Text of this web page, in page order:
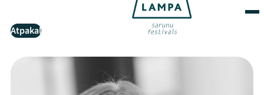
Atpakaļ